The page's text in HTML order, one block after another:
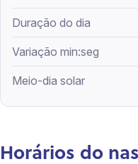
Horários do